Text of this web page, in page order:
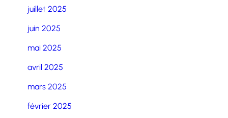
juillet 2025
juin 2025
mai 2025
avril 2025
mars 2025
février 2025